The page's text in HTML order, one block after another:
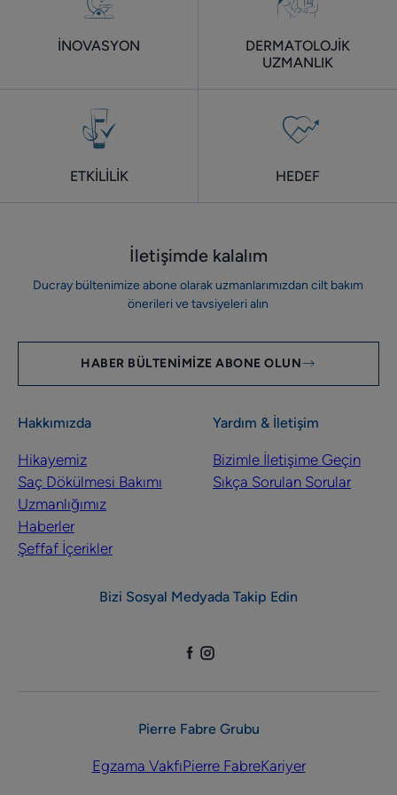
İNOVASYON
DERMATOLOJİK
UZMANLIK
ETKİLİLİK HEDEF
İletişimde kalalım
Ducray bültenimize abone olarak uzmanlarımızdan cilt bakım
önerileri ve tavsiyeleri alın
HABER BÜLTENIMIZE ABONE OLUN
Hakkımızda
Hikayemiz
Saç Dökülmesi Bakımı
Uzmanlığımız
Haberler
Şeffaf İçerikler
Yardım & İletişim
Bizimle İletişime Geçin
Sıkça Sorulan Sorular
Bizi Sosyal Medyada Takip Edin
Pierre Fabre Grubu
Egzama VakfıPierre FabreKariyer